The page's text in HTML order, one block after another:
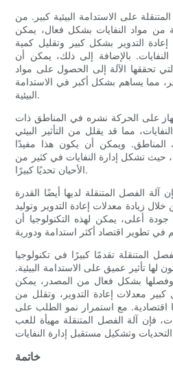
على الاستدامة البيئية كبير. من
من مواد النفايات بشكل فعال، يمكن
إعادة التدوير بشكل كبير وتقليل كمية
بالإضافة إلى ذلك، يمكن أن
تحققها الآلة إلى الحصول على مواد
مما يساهم بشكل أكبر في الاستدامة
البيئية.
على الحركة نشره في المناطق ذات
مما قد يقلل من التأثير البيئي
المناطق. ويمكن أن يكون هذا مفيدًا
حيث تشكل إدارة النفايات في كثير من
الأحيان تحديًا كبيرًا.
آلة الفصل المتنقلة لديها أيضًا القدرة
زيادة معدلات إعادة التدوير وتوليد
جودة أعلى، يمكن لهذه التكنولوجيا أن
المتنقلة تقدمًا كبيرًا في تكنولوجيا
لها تأثير عميق على الاستدامة البيئية.
وفصلها بشكل فعال من المصدر، يمكن
كبير معدلات إعادة التدوير، وتقلل من
مع استمرار نمو الطلب على
فإن آلة الفصل المتنقلة مهيأة للعب
خاتمة